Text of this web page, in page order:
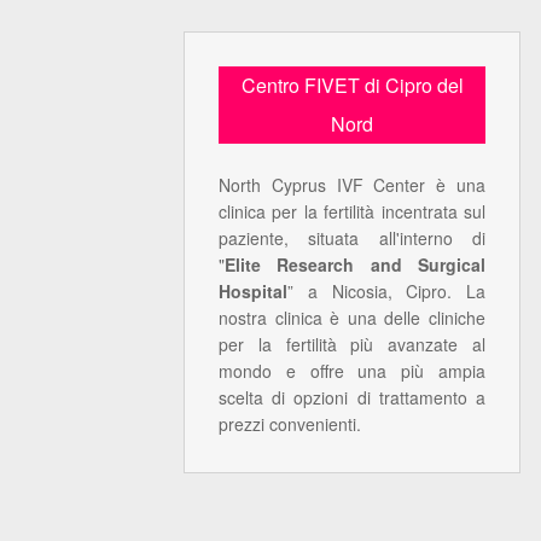
Centro FIVET di Cipro del
Nord
North Cyprus IVF Center è una
clinica per la fertilità incentrata sul
paziente, situata all'interno di
"Elite Research and Surgical
Hospital” a Nicosia, Cipro. La
nostra clinica è una delle cliniche
per la fertilità più avanzate al
mondo e offre una più ampia
scelta di opzioni di trattamento a
prezzi convenienti.